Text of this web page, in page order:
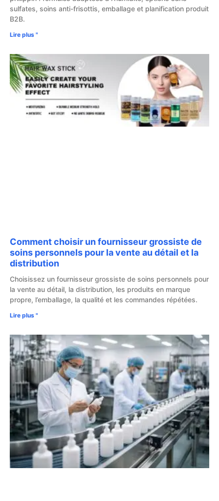
sulfates, soins anti-frisottis, emballage et planification produit
B2B.
Lire plus "
Comment choisir un fournisseur grossiste de
soins personnels pour la vente au détail et la
distribution
Choisissez un fournisseur grossiste de soins personnels pour
la vente au détail, la distribution, les produits en marque
propre, l’emballage, la qualité et les commandes répétées.
Lire plus "